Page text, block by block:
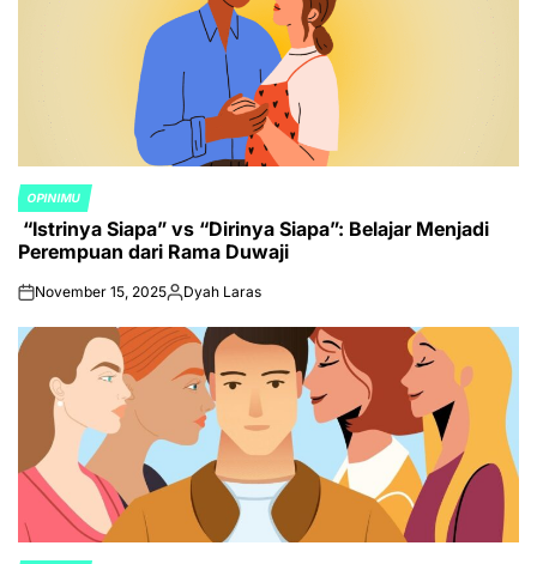
POSTED
IN
OPINIMU
“Istrinya Siapa” vs “Dirinya Siapa”: Belajar Menjadi
Perempuan dari Rama Duwaji
onNovember 15, 2025Posted
Dyah Laras